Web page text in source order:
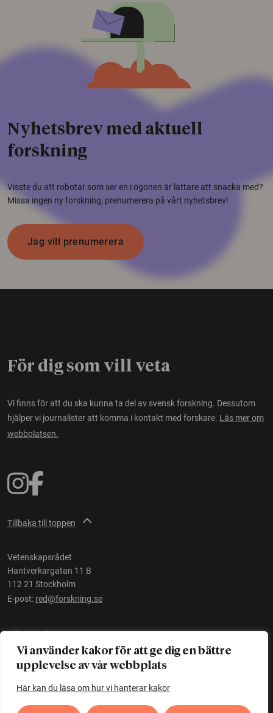
Vi använder kakor för att ge dig en bättre
upplevelse av vår webbplats
Här kan du läsa om hur vi hanterar kakor
Nyhetsbrev med aktuell
forskning
Visste du att robotar som ser en i ögonen är lättare att snacka med?
Missa ingen ny forskning, prenumerera på vårt nyhetsbrev!
Jag vill prenumerera
För dig som vill veta
Vi finns för att du ska kunna ta del av svensk forskning. Dessutom
hjälper vi journalister att komma i kontakt med forskare. Läs mer om
webbplatsen.
Tillbaka till toppen
Vetenskapsrådet
Hantverkargatan 11 B
112 21 Stockholm
E-post: red@forskning.se
Tillgänglighet
Ett initiativ avVetenskapsrådet